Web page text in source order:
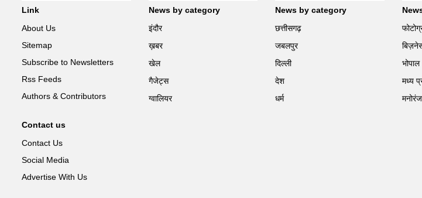
Link
About Us
Sitemap
Subscribe to Newsletters
Rss Feeds
Authors & Contributors
Contact us
Contact Us
Social Media
Advertise With Us
News by category
इंदौर
ख़बर
खेल
गैजेट्स
ग्वालियर
News by category
छत्तीसगढ़
जबलपुर
दिल्ली
देश
धर्म
भोपाल
मध्य